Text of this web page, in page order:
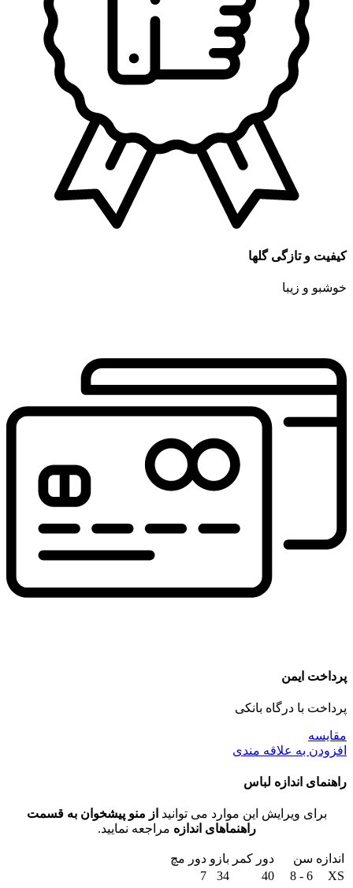
کیفیت و تازگی گلها
خوشبو و زیبا
پرداخت ایمن
پرداخت با درگاه بانکی
مقايسه
افزودن به علاقه مندی
راهنمای اندازه لباس
برای ویرایش این موارد می توانید از منو پیشخوان به قسمت
راهنماهای اندازه مراجعه نمایید.
اندازه سن دور کمر بازو دور مچ
XS
6 - 8
40
34
7